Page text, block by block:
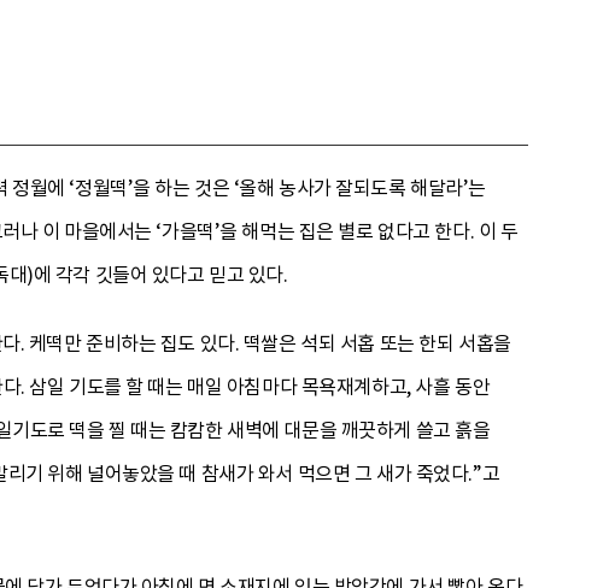
월에 ‘정월떡’을 하는 것은 ‘올해 농사가 잘되도록 해달라’는
나 이 마을에서는 ‘가을떡’을 해먹는 집은 별로 없다고 한다. 이 두
)에 각각 깃들어 있다고 믿고 있다.
. 케떡만 준비하는 집도 있다. 떡쌀은 석되 서홉 또는 한되 서홉을
. 삼일 기도를 할 때는 매일 아침마다 목욕재계하고, 사흘 동안
도로 떡을 찔 때는 캄캄한 새벽에 대문을 깨끗하게 쓸고 흙을
기 위해 널어놓았을 때 참새가 와서 먹으면 그 새가 죽었다.”고